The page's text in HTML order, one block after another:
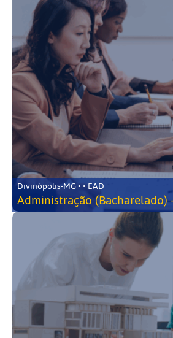
Divinópolis-MG • • EAD
Administração (Bacharelado)